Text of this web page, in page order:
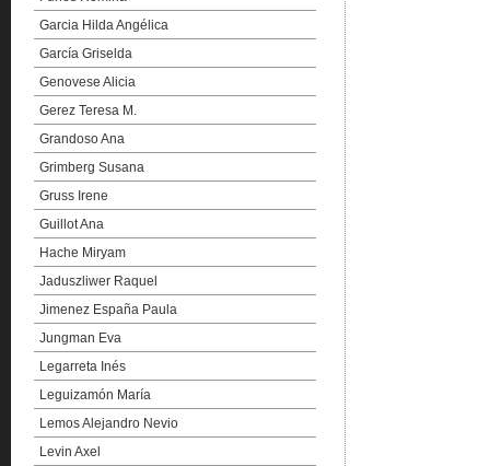
Garcia Hilda Angélica
García Griselda
Genovese Alicia
Gerez Teresa M.
Grandoso Ana
Grimberg Susana
Gruss Irene
Guillot Ana
Hache Miryam
Jaduszliwer Raquel
Jimenez España Paula
Jungman Eva
Legarreta Inés
Leguizamón María
Lemos Alejandro Nevio
Levin Axel